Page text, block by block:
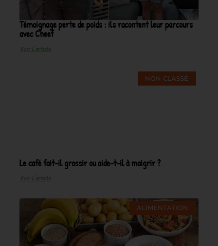
Témoignage perte de poids : ils racontent leur parcours
avec Cheef
Voir L'article
NON CLASSÉ
Le café fait-il grossir ou aide-t-il à maigrir ?
Voir L'article
ALIMENTATION